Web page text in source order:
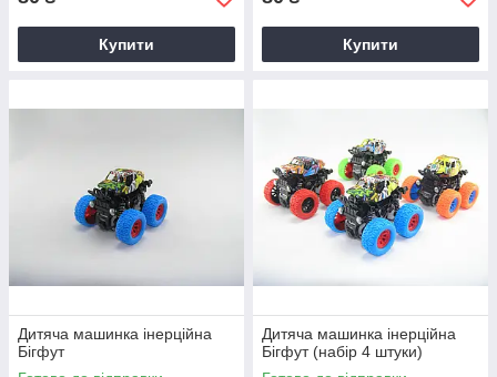
Купити Купити
Дитяча машинка інерційна
Бігфут
Дитяча машинка інерційна
Бігфут (набір 4 штуки)